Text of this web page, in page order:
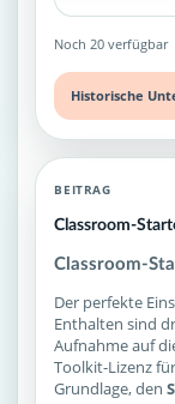
Noch 20 verfügbar
Historische
BEITRAG
Classroom-
Classroom-
Der perfekte
Enthalten sind
Aufnahme auf
Toolkit-Lizenz
Grundlage, den